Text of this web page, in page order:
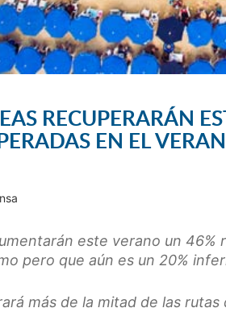
RECUPERARÁN
EN EL
este verano un 46%
pero que aún es un 20%
más de la mitad de las